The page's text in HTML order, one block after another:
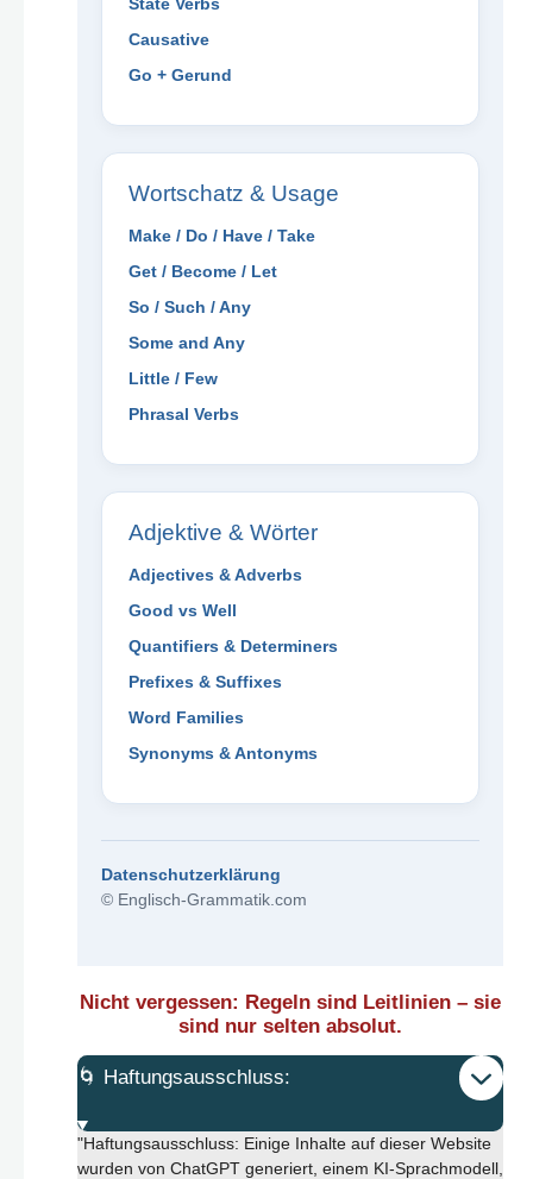
State Verbs
Causative
Go + Gerund
Wortschatz & Usage
Make / Do / Have / Take
Get / Become / Let
So / Such / Any
Some and Any
Little / Few
Phrasal Verbs
Adjektive & Wörter
Adjectives & Adverbs
Good vs Well
Quantifiers & Determiners
Prefixes & Suffixes
Word Families
Synonyms & Antonyms
Datenschutzerklärung
© Englisch-Grammatik.com
Nicht vergessen: Regeln sind Leitlinien – sie
sind nur selten absolut.
🌀 Haftungsausschluss:
"Haftungsausschluss: Einige Inhalte auf dieser Website
wurden von ChatGPT generiert, einem KI-Sprachmodell,